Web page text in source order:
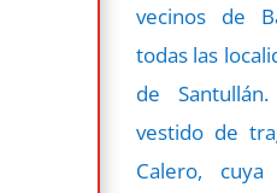
vecinos de
todas las
de
vestido de
Calero,